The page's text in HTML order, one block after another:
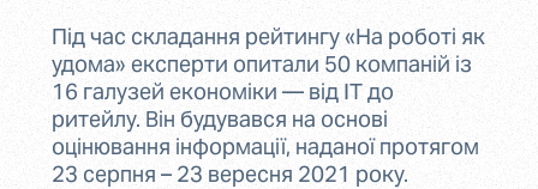
Під час складання рейтингу «На роботі як
удома» експерти опитали 50 компаній із
16 галузей економіки — від IT до
ритейлу. Він будувався на основі
оцінювання інформації, наданої протягом
23 серпня – 23 вересня 2021 року.